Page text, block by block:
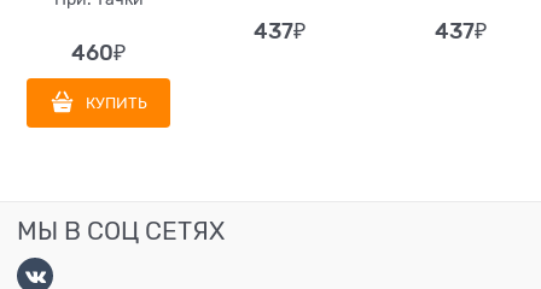
460₽
КУПИТЬ
437₽ 437₽
МЫ В СОЦ СЕТЯХ